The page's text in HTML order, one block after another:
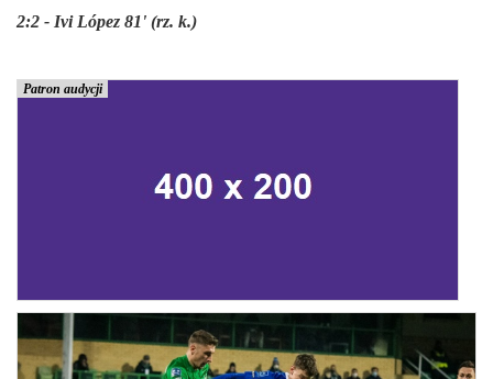
2:2 - Ivi López 81' (rz. k.)
Patron audycji